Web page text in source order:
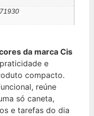
da marca Cis
e
compacto.
reúne
só caneta,
e tarefas do dia